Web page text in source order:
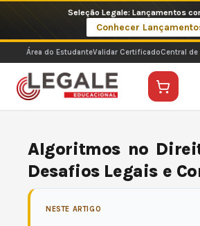
o
conteúdo
Imperdíveis no Pix: Pós Selecionadas a 199
Ver ofertas
Área do EstudanteValidar CertificadoCentral de
Algoritmos no
Desafios Legais e
NESTE ARTIGO